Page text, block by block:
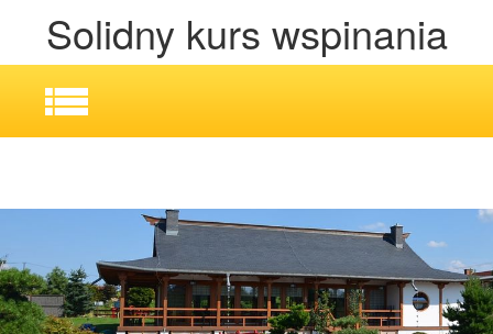
Solidny kurs wspinania